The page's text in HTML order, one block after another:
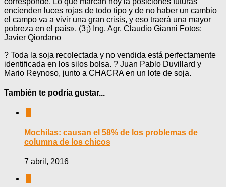
encienden luces rojas de todo tipo y de no haber un cambio
el campo va a vivir una gran crisis, y eso traerá una mayor
pobreza en el país». (3¡) Ing. Agr. Claudio Gianni Fotos:
Javier Qiordano
? Toda la soja recolectada y no vendida está perfectamente
identificada en los silos bolsa. ? Juan Pablo Duvillard y
Mario Reynoso, junto a CHACRA en un lote de soja.
También te podría gustar...
Mochilas: causan el 58% de los problemas de
columna de los chicos
7 abril, 2016